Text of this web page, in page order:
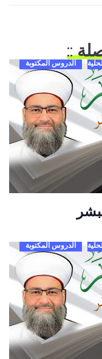
::
الدروس المكتوبة
الدروس المكتوبة